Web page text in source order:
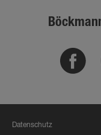
Datenschutz